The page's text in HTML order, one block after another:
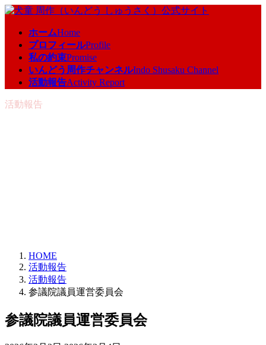
コ
ッ
ナ
移
ホームHome
プロフィールProfile
私の約束Promise
いんどう周作チャンネルIndo Shusaku Channel
活動報告Activity Report
活動報告
HOME
活動報告
活動報告
参議院議員運営委員会
参議院議員運営委員会